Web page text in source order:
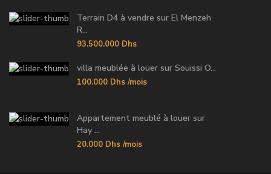
Terrain D4 à vendre sur El Menzeh
R...
93.500.000 Dhs
villa meublée à louer sur Souissi O...
100.000 Dhs /mois
Appartement meublé à louer sur
Hay ...
20.000 Dhs /mois